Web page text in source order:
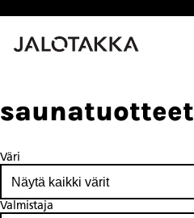
saunatuotteet
Väri
Valmistaja